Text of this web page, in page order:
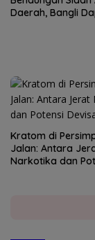
Daerah, Bangli
Kratom di
Jalan: Antara
Narkotika dan